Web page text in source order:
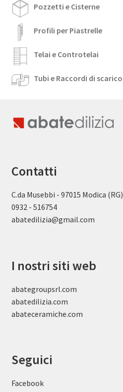
Pozzetti e Cisterne
Profili per Piastrelle
Telai e Controtelai
Tubi e Raccordi di scarico
Contatti
C.da Musebbi - 97015 Modica (RG)
0932 - 516754
abatedilizia@gmail.com
I nostri siti web
abategroupsrl.com
abatedilizia.com
abateceramiche.com
Seguici
Facebook